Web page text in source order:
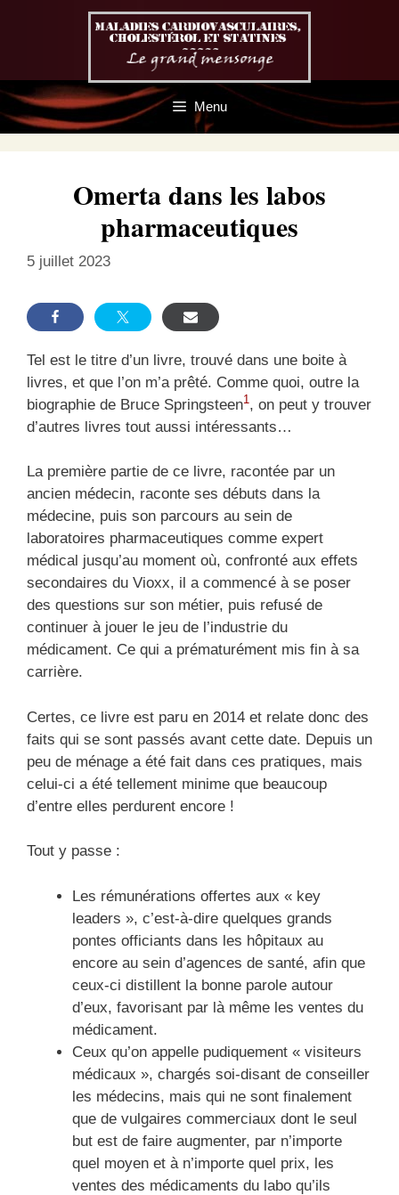
Menu
Omerta dans les labos
pharmaceutiques
5 juillet 2023
Tel est le titre d’un livre, trouvé dans une boite à
livres, et que l’on m’a prêté. Comme quoi, outre la
biographie de Bruce Springsteen1 , on peut y trouver
d’autres livres tout aussi intéressants…
La première partie de ce livre, racontée par un
ancien médecin, raconte ses débuts dans la
médecine, puis son parcours au sein de
laboratoires pharmaceutiques comme expert
médical jusqu’au moment où, confronté aux effets
secondaires du Vioxx, il a commencé à se poser
des questions sur son métier, puis refusé de
continuer à jouer le jeu de l’industrie du
médicament. Ce qui a prématurément mis fin à sa
carrière.
Certes, ce livre est paru en 2014 et relate donc des
faits qui se sont passés avant cette date. Depuis un
peu de ménage a été fait dans ces pratiques, mais
celui-ci a été tellement minime que beaucoup
d’entre elles perdurent encore !
Tout y passe :
Les rémunérations offertes aux « key
leaders », c’est-à-dire quelques grands
pontes officiants dans les hôpitaux au
encore au sein d’agences de santé, afin que
ceux-ci distillent la bonne parole autour
d’eux, favorisant par là même les ventes du
médicament.
Ceux qu’on appelle pudiquement « visiteurs
médicaux », chargés soi-disant de conseiller
les médecins, mais qui ne sont finalement
que de vulgaires commerciaux dont le seul
but est de faire augmenter, par n’importe
quel moyen et à n’importe quel prix, les
ventes des médicaments du labo qu’ils